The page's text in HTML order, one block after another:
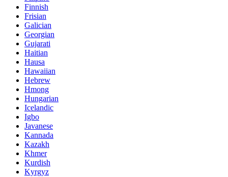
Finnish
Frisian
Galician
Georgian
Gujarati
Haitian
Hausa
Hawaiian
Hebrew
Hmong
Hungarian
Icelandic
Igbo
Javanese
Kannada
Kazakh
Khmer
Kurdish
Kyrgyz